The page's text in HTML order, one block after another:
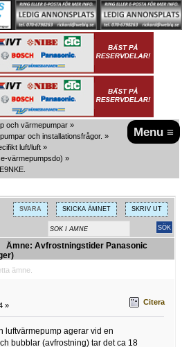
Menu ≡
och värmepumpar »
och installationsfrågor. »
luft/luft »
värmepumpsdo) »
SVARA SKICKA ÄMNET SKRIV UT
Ämne: Avfrostningstider Panasonic
ämne.
» Citera
luftvärmepump agerar vid en
bubblar (avfrostning) tar det ca 18